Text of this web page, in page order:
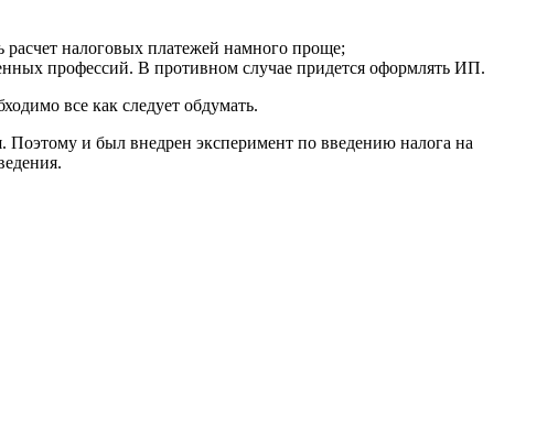
расчет налоговых платежей намного проще;
профессий. В противном случае придется оформлять ИП.
все как следует обдумать.
и был внедрен эксперимент по введению налога на